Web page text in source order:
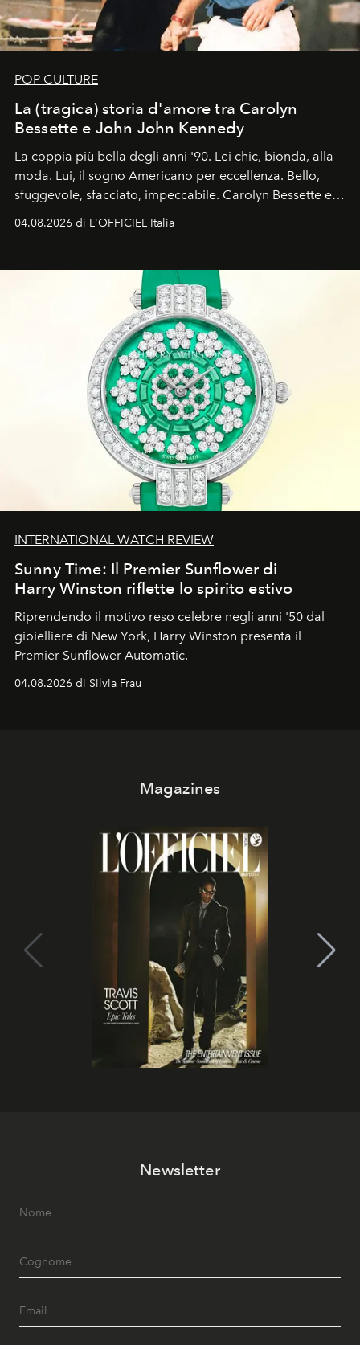
POP CULTURE
La (tragica) storia d'amore tra Carolyn
Bessette e John John Kennedy
La coppia più bella degli anni '90. Lei chic, bionda, alla
moda. Lui, il sogno Americano per eccellenza. Bello,
sfuggevole, sfacciato, impeccabile. Carolyn Bessette e
John John Kennedy sono i protagonisti della storia
04.08.2026 di L'OFFICIEL Italia
INTERNATIONAL WATCH REVIEW
Sunny Time: Il Premier Sunflower di
Harry Winston riflette lo spirito estivo
Riprendendo il motivo reso celebre negli anni '50 dal
gioielliere di New York, Harry Winston presenta il
Premier Sunflower Automatic.
04.08.2026 di Silvia Frau
Magazines
Newsletter